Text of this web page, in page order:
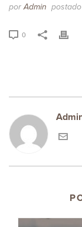
porAdmin postado
0